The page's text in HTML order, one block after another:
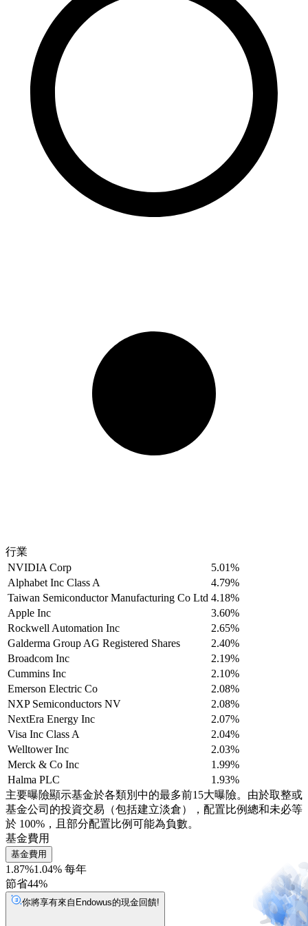
行業
NVIDIA Corp
5.01%
Alphabet Inc Class A
4.79%
Taiwan Semiconductor Manufacturing Co Ltd 4.18%
Apple Inc
3.60%
Rockwell Automation Inc
2.65%
Galderma Group AG Registered Shares
2.40%
Broadcom Inc
2.19%
Cummins Inc
2.10%
Emerson Electric Co
2.08%
NXP Semiconductors NV
2.08%
NextEra Energy Inc
2.07%
Visa Inc Class A
2.04%
Welltower Inc
2.03%
Merck & Co Inc
1.99%
Halma PLC
1.93%
主要曝險顯示基金於各類別中的最多前15大曝險。由於取整或
基金公司的投資交易（包括建立淡倉），配置比例總和未必等
於 100%，且部分配置比例可能為負數。
基金費用
基金費用
1.87%1.04% 每年
節省44%
你將享有來自Endowus的現金回饋!